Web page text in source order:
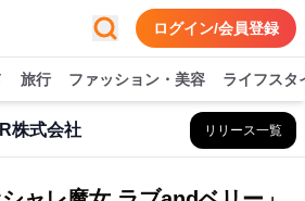
ログイン/会員登録
旅行 ファッション・美容 ライフスタ
株式会社 リリース一覧